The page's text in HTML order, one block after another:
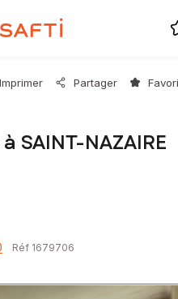
Imprimer Partager
SAINT-NAZAIRE
Réf 1679706